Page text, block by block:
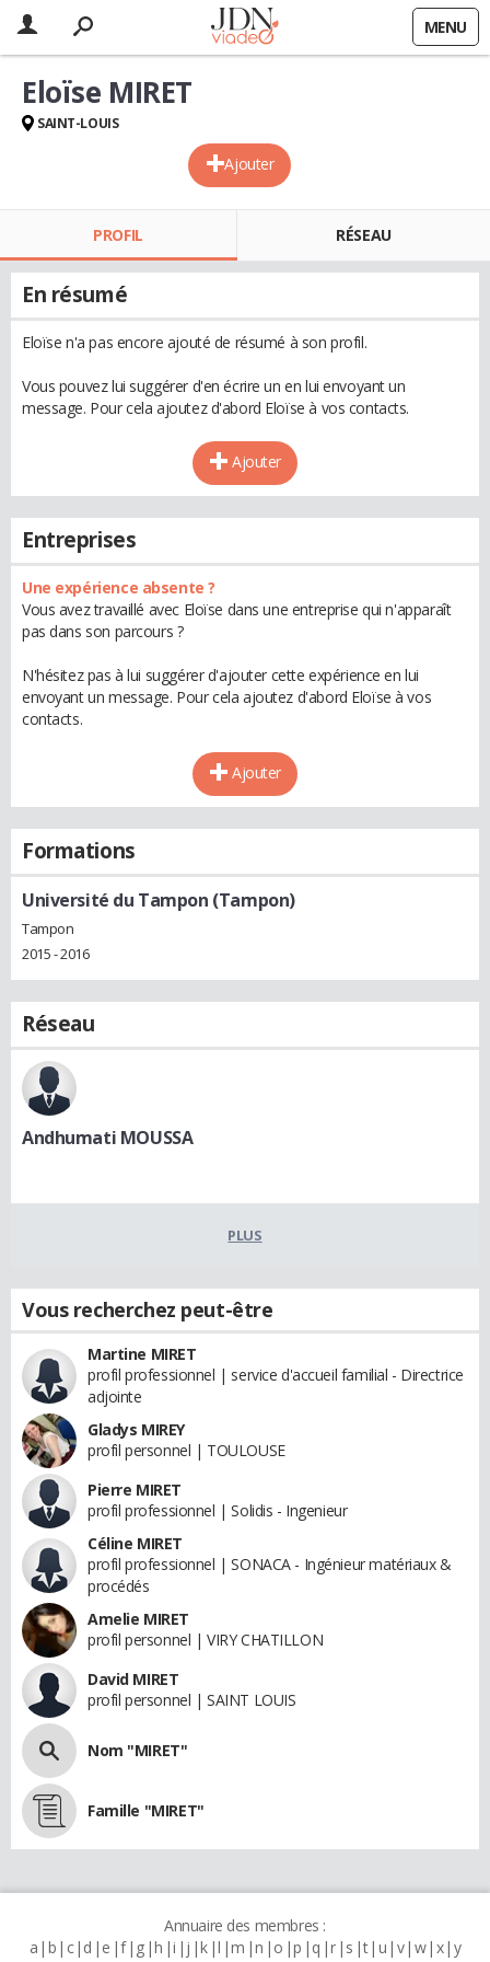
MENU
Ajouter
Eloïse MIRET
SAINT-LOUIS
PROFIL RÉSEAU
En résumé
Eloïse n'a pas encore ajouté de résumé à son profil.
Vous pouvez lui suggérer d'en écrire un en lui envoyant un
message. Pour cela ajoutez d'abord Eloïse à vos contacts.
Ajouter
Entreprises
Une expérience absente ?
Vous avez travaillé avec Eloïse dans une entreprise qui n'apparaît
pas dans son parcours ?
N'hésitez pas à lui suggérer d'ajouter cette expérience en lui
envoyant un message. Pour cela ajoutez d'abord Eloïse à vos
contacts.
Ajouter
Formations
Université du Tampon (Tampon)
Tampon
2015 - 2016
Réseau
Andhumati MOUSSA
PLUS
Vous recherchez peut-être
Martine MIRET
profil professionnel | service d'accueil familial - Directrice
adjointe
Gladys MIREY
profil personnel | TOULOUSE
Pierre MIRET
profil professionnel | Solidis - Ingenieur
Céline MIRET
profil professionnel | SONACA - Ingénieur matériaux &
procédés
Amelie MIRET
profil personnel | VIRY CHATILLON
David MIRET
profil personnel | SAINT LOUIS
Nom "MIRET"
Famille "MIRET"
Annuaire des membres :
a b c d e f g h i j k l m n o p q r s t u v w x y